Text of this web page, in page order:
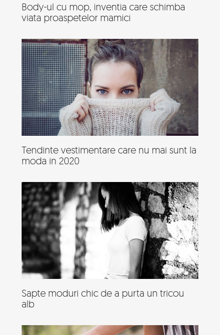
Body-ul cu mop, inventia care schimba
viata proaspetelor mamici
Tendinte vestimentare care nu mai sunt la
moda in 2020
Sapte moduri chic de a purta un tricou
alb